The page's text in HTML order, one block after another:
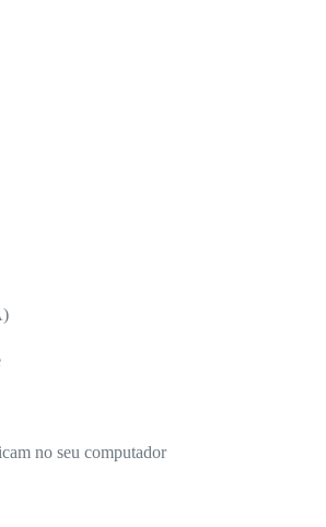
no seu computador